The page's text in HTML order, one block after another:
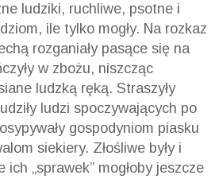
ludziki, ruchliwe, psotne i
ile tylko mogły. Na rozkaz
rozganiały pasące się na
w zbożu, niszcząc
ludzką ręką. Straszyły
ludzi spoczywających po
gospodyniom piasku
siekiery. Złośliwe były i
ich „sprawek” mogłoby jeszcze